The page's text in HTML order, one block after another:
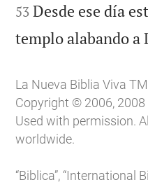
53 Desde ese día
templo alabando a
La Nueva Biblia Viva TM
Copyright © 2006, 2008
Used with permission.
worldwide.
“Biblica”, “International